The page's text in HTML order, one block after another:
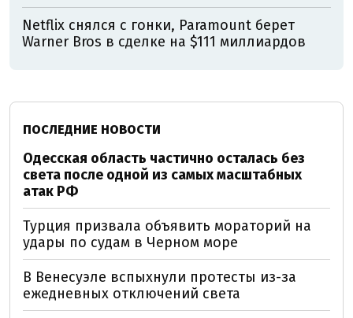
Netflix снялся с гонки, Paramount берет
Warner Bros в сделке на $111 миллиардов
ПОСЛЕДНИЕ НОВОСТИ
Одесская область частично осталась без
света после одной из самых масштабных
атак РФ
Турция призвала объявить мораторий на
удары по судам в Черном море
В Венесуэле вспыхнули протесты из-за
ежедневных отключений света